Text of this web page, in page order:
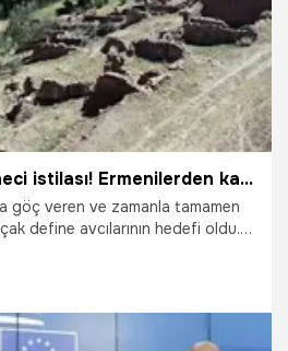
'Gizemli köy'e defineci istilası! Ermenilerden kalan altınlar ve...
göç veren ve zamanla tamamen
define avcılarının hedefi oldu.
haberinin detayları...